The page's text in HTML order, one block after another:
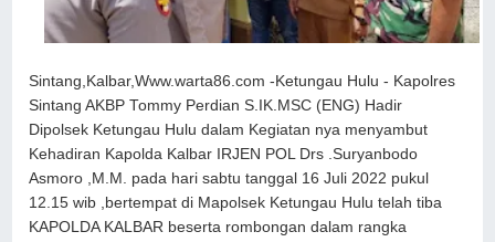
Sintang,Kalbar,Www.warta86.com -Ketungau Hulu - Kapolres
Sintang AKBP Tommy Perdian S.IK.MSC (ENG) Hadir
Dipolsek Ketungau Hulu dalam Kegiatan nya menyambut
Kehadiran Kapolda Kalbar IRJEN POL Drs .Suryanbodo
Asmoro ,M.M. pada hari sabtu tanggal 16 Juli 2022 pukul
12.15 wib ,bertempat di Mapolsek Ketungau Hulu telah tiba
KAPOLDA KALBAR beserta rombongan dalam rangka